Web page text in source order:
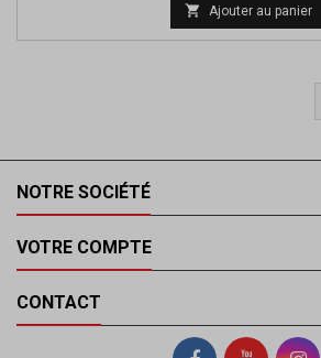
base
 Ajouter au panier
NOTRE SOCIÉTÉ
VOTRE COMPTE
CONTACT